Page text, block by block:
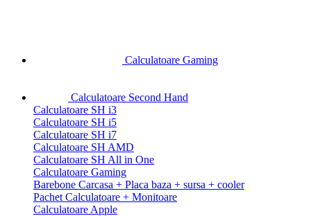
Calculatoare Gaming
Calculatoare Second Hand
Calculatoare SH i3
Calculatoare SH i5
Calculatoare SH i7
Calculatoare SH AMD
Calculatoare SH All in One
Calculatoare Gaming
Barebone Carcasa + Placa baza + sursa + cooler
Pachet Calculatoare + Monitoare
Calculatoare Apple